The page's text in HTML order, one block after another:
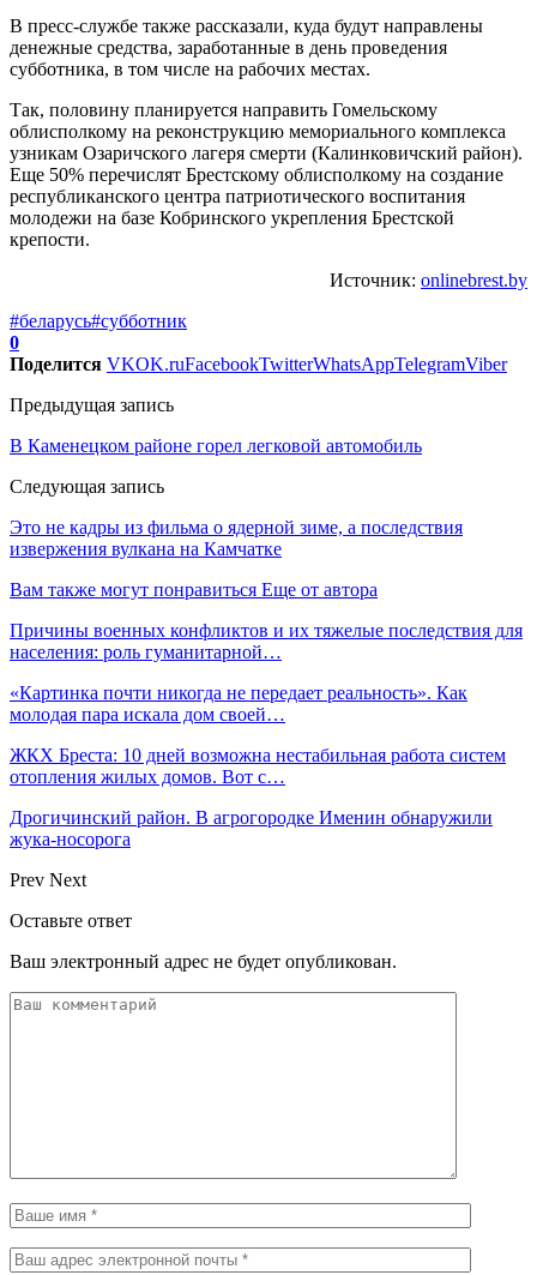
В пресс-службе также рассказали, куда будут направлены
денежные средства, заработанные в день проведения
субботника, в том числе на рабочих местах.
Так, половину планируется направить Гомельскому
облисполкому на реконструкцию мемориального комплекса
узникам Озаричского лагеря смерти (Калинковичский район).
Еще 50% перечислят Брестскому облисполкому на создание
республиканского центра патриотического воспитания
молодежи на базе Кобринского укрепления Брестской
крепости.
Источник: onlinebrest.by
#беларусь#субботник
0
Поделится VKOK.ruFacebookTwitterWhatsAppTelegramViber
Предыдущая запись
В Каменецком районе горел легковой автомобиль
Следующая запись
Это не кадры из фильма о ядерной зиме, а последствия
извержения вулкана на Камчатке
Вам также могут понравиться Еще от автора
Причины военных конфликтов и их тяжелые последствия для
населения: роль гуманитарной…
«Картинка почти никогда не передает реальность». Как
молодая пара искала дом своей…
ЖКХ Бреста: 10 дней возможна нестабильная работа систем
отопления жилых домов. Вот с…
Дрогичинский район. В агрогородке Именин обнаружили
жука-носорога
Prev Next
Оставьте ответ
Ваш электронный адрес не будет опубликован.